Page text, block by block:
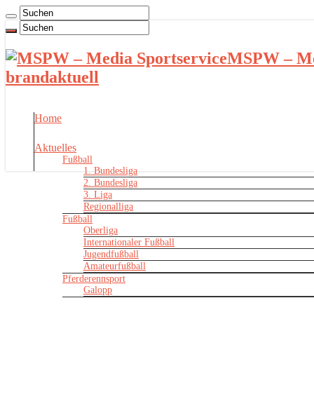
MSPW –
brandaktuell
Home
Aktuelles
Fußball
1. Bundesliga
2. Bundesliga
3. Liga
Regionalliga
Fußball
Oberliga
Internationaler Fußball
Jugendfußball
Amateurfußball
Pferderennsport
Galopp